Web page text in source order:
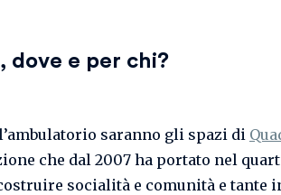
dove e per chi?
saranno gli spazi di
che dal 2007 ha portato nel
socialità e comunità e tante